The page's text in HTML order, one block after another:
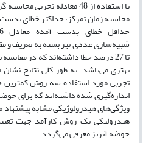
با استفاده از 48 معادله
محاسبه زمان تمرکز، حداکثر خطای
تا 27 درصد خطا داشته‌اند که در
بهتری می‌باشد. به طور کلی نتایج
تجربی مورد استفاده سه روش کمترین
اندازه‌گیری شده داشته‌اند که برای
ویژگی‌های هیدرولوژیکی مشابه
هیدرولیکی یک روش کارآمد جهت
حوضه آبریز معرفی می‌گردد.